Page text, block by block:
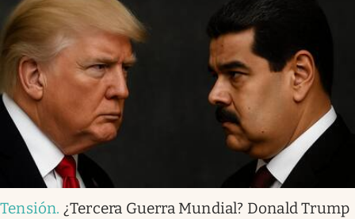
Tensión. ¿Tercera Guerra Mundial? Donald Trump